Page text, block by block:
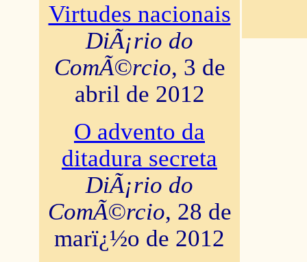
Virtudes nacionais
DiÃ¡rio do
ComÃ©rcio, 3 de
abril de 2012
O advento da
ditadura secreta
DiÃ¡rio do
ComÃ©rcio, 28 de
marï¿½o de 2012